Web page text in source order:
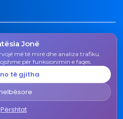
Jonë
më të mirë dhe analiza trafiku.
për funksionimin e faqes.
të gjitha
Përshtat
Qemali", n.n., 50 000 Gjakovë,